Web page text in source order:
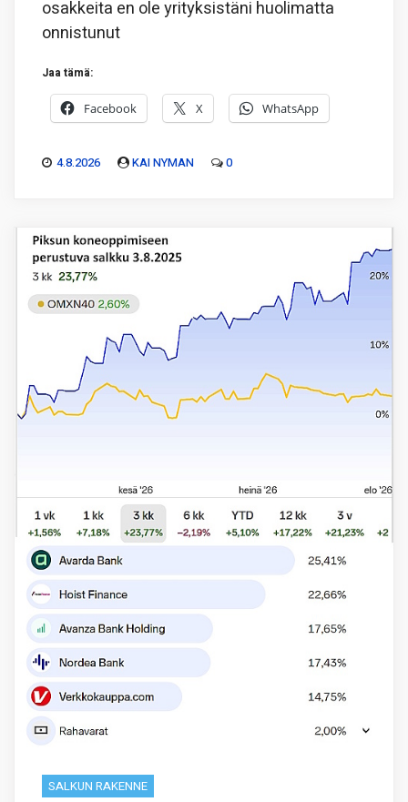
osakkeita en ole yrityksistäni huolimatta
onnistunut
Jaa tämä:
Facebook X WhatsApp
4.8.2026 KAI NYMAN 0
SALKUN RAKENNE